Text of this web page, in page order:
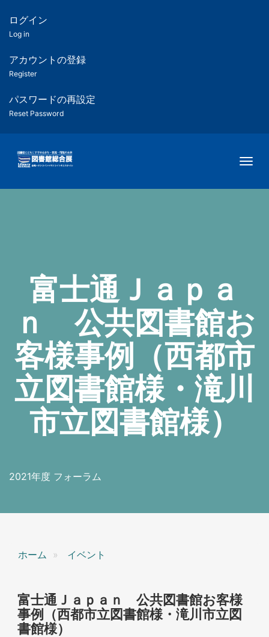
ツ
匿
名
ユ
ー
ー
用
メ
ログイン
Log in
アカウントの登録
Register
パスワードの再設定
Reset Password
富士通Ｊａｐａ
ｎ 公共図書館お
客様事例（西都市
立図書館様・滝川
市立図書館様）
2021年度 フォーラム
ホーム イベント
富士通Ｊａｐａｎ 公共図書館お客様
事例（西都市立図書館様・滝川市立図
書館様）